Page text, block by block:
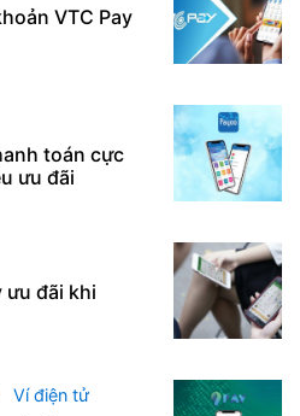
VTC Pay
toán cực
ưu đãi
ưu đãi khi
Ví điện tử